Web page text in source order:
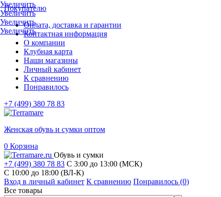
Покупателю
Оплата, доставка и гарантии
Контактная информация
О компании
Клубная карта
Наши магазины
Личный кабинет
К сравнению
Понравилось
+7 (499) 380 78 83
Женская обувь и сумки оптом
0 Корзина
Обувь и сумки
+7 (499) 380 78 83 С 3:00 до 13:00 (МСК)
C 10:00 до 18:00 (ВЛ-К)
Вход в личный кабинет К сравнению Понравилось (0)
Все товары
Увеличить
Увеличить
Увеличить
Увеличить